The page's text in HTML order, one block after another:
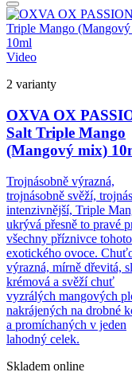
Video
2 varianty
OXVA OX
Salt Triple Mango
(Mangový mix)
Trojnásobně výrazná,
trojnásobně svěží,
intenzivnější, Triple
ukrývá přesně to pravé
všechny příznivce tohoto
exotického ovoce.
výrazná, mírně dřevitá,
krémová a svěží chuť
vyzrálých mangových
nakrájených na drobné
a promíchaných v jeden
lahodný celek.
Skladem online